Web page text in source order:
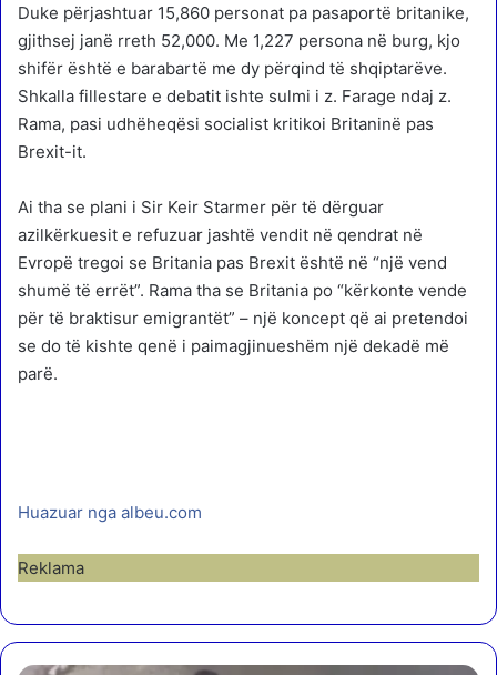
Duke përjashtuar 15,860 personat pa pasaportë britanike,
gjithsej janë rreth 52,000. Me 1,227 persona në burg, kjo
shifër është e barabartë me dy përqind të shqiptarëve.
Shkalla fillestare e debatit ishte sulmi i z. Farage ndaj z.
Rama, pasi udhëheqësi socialist kritikoi Britaninë pas
Brexit-it.
Ai tha se plani i Sir Keir Starmer për të dërguar
azilkërkuesit e refuzuar jashtë vendit në qendrat në
Evropë tregoi se Britania pas Brexit është në “një vend
shumë të errët”. Rama tha se Britania po “kërkonte vende
për të braktisur emigrantët” – një koncept që ai pretendoi
se do të kishte qenë i paimagjinueshëm një dekadë më
parë.
Huazuar nga albeu.com
Reklama